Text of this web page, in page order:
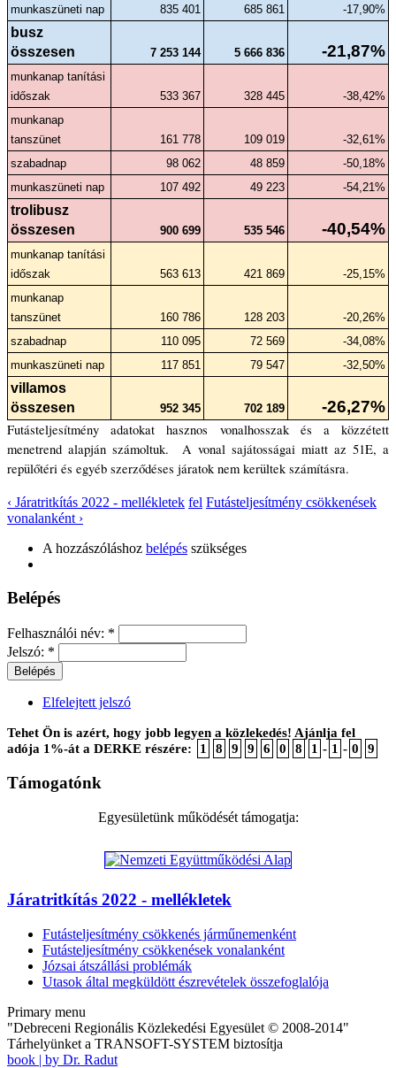
munkaszüneti nap
835 401 685 861 -17,90%
busz
összesen
7 253 144 5 666 836 -21,87%
munkanap tanítási
időszak
533 367 328 445
-38,42%
munkanap
tanszünet
161 778 109 019
-32,61%
szabadnap
98 062 48 859
-50,18%
munkaszüneti nap
107 492 49 223 -54,21%
trolibusz
összesen
900 699 535 546 -40,54%
munkanap tanítási
időszak
563 613 421 869
-25,15%
munkanap
tanszünet
160 786 128 203
-20,26%
szabadnap
110 095 72 569
-34,08%
munkaszüneti nap
117 851 79 547 -32,50%
villamos
összesen
952 345 702 189 -26,27%
Futásteljesítmény adatokat hasznos vonalhosszak és a közzétett
menetrend alapján számoltuk.  A vonal sajátosságai miatt az 51E, a
repülőtéri és egyéb szerződéses járatok nem kerültek számításra.
‹ Járatritkítás 2022 - mellékletek fel Futásteljesítmény csökkenések
vonalanként ›
A hozzászóláshoz belépés szükséges
Belépés
Felhasználói név: *
Jelszó: *
Elfelejtett jelszó
Tehet Ön is azért, hogy jobb legyen a közlekedés! Ajánlja fel
adója 1%-át a DERKE részére:
1 8 9 9 6 0 8 1 - 1 - 0 9
Támogatónk
Egyesületünk működését támogatja:
Járatritkítás 2022 - mellékletek
Futásteljesítmény csökkenés járműnemenként
Futásteljesítmény csökkenések vonalanként
Józsai átszállási problémák
Utasok által megküldött észrevételek összefoglalója
Primary menu
"Debreceni Regionális Közlekedési Egyesület © 2008-2014"
Tárhelyünket a TRANSOFT-SYSTEM biztosítja
book | by Dr. Radut